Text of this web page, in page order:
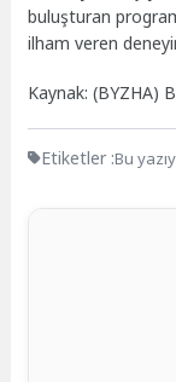
buluşturan
ilham veren
Kaynak: (BYZHA)
Etiketler :Bu